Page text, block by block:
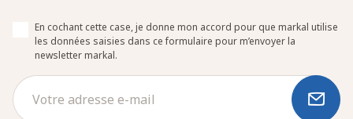
En cochant cette case, je donne mon accord pour que markal utilise
les données saisies dans ce formulaire pour m’envoyer la
newsletter markal.